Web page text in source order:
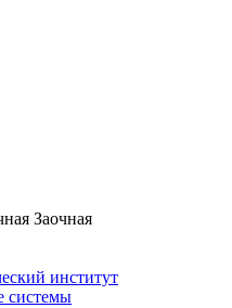
Заочная
институт
системы